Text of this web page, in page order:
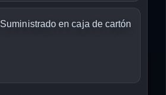
Suministrado en caja de cartón